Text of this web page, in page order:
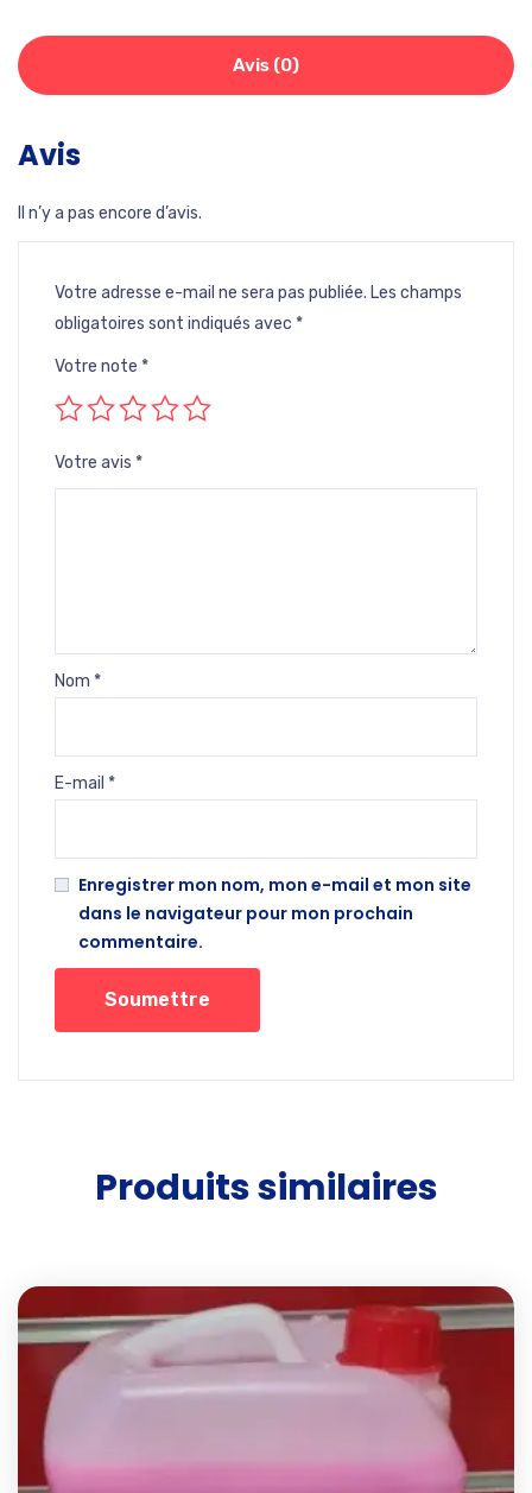
Avis (0)
Avis
Il n’y a pas encore d’avis.
Votre adresse e-mail ne sera pas publiée. Les champs
obligatoires sont indiqués avec *
Votre note *
Votre avis *
Nom *
E-mail *
Enregistrer mon nom, mon e-mail et mon site
dans le navigateur pour mon prochain
commentaire.
Produits similaires